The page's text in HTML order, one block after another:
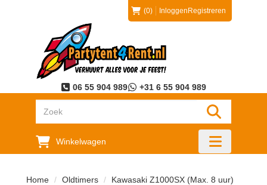
(0) Inloggen Registreren
06 55 904 989 +31 6 55 904 989
"Zoeken
Winkelwagen
"Toggle
Home Oldtimers Kawasaki Z1000SX (Max. 8 uur)